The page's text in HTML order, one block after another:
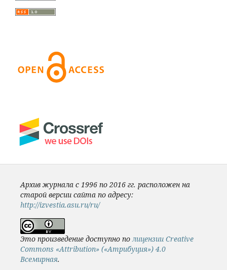
Архив журнала с 1996 по 2016 гг. расположен на
старой версии сайта по адресу:
http://izvestia.asu.ru/ru/
Это произведение доступно полицензии Creative
Commons «Attribution» («Атрибуция») 4.0
Всемирная.